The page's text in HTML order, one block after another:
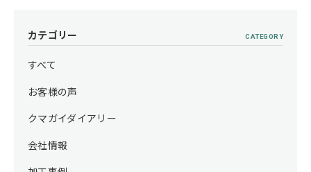
カテゴリー CATEGORY
すべて
お客様の声
クマガイダイアリー
会社情報